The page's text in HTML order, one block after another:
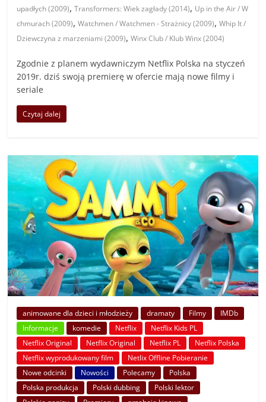
upadłych (2009),Transformers: Wiek zagłady (2014), Up in the Air / W
chmurach (2009),Watchmen / Watchmen - Strażnicy (2009),Whip It /
Dziewczyna z marzeniami (2009),Winx Club / Klub Winx (2004)
Zgodnie z planem wydawniczym Netflix Polska na styczeń
2019r. dziś swoją premierę w ofercie mają nowe filmy i
seriale
Czytaj dalej
animowane dla dzieci i młodzieży dramaty Filmy
IMDb
Informacje
komedie Netflix
Netflix Kids PL
Netflix Original
Netflix Original Netflix PL
Netflix Polska
Netflix wyprodukowany film
Netlix Offline Pobieranie
Nowe odcinki
Nowości Polecamy
Polska
Polska produkcja
Polski dubbing
Polski lektor